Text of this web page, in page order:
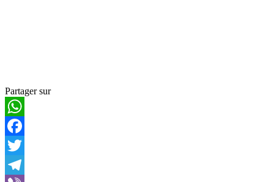
Partager sur
WhatsApp
Facebook
Twitter